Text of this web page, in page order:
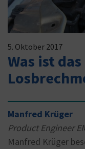
5. Oktober 2017
Was ist das
Manfred Krüger
Product Engineer
Manfred Krüger